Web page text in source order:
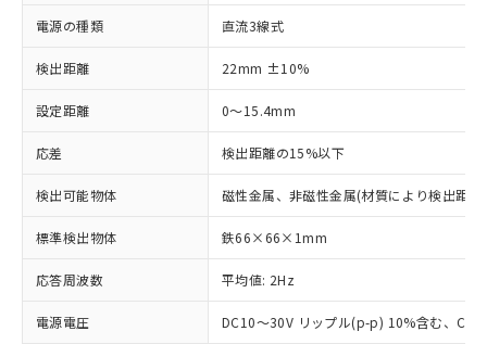
電源の種類 直流3線式
検出距離 22mm ±10%
設定距離 0～15.4mm
応差 検出距離の15%以下
検出可能物体 磁性金属、非磁性金属(材質により検出距
標準検出物体 鉄66×66×1mm
応答周波数 平均値: 2Hz
電源電圧 DC10～30V リップル(p-p) 10%含む、